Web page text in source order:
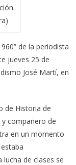
de la periodista
jueves 25 de
José Martí, en
de Historia de
compañero de
en un momento
de clases se